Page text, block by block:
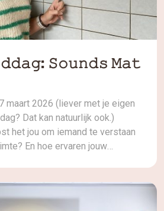
𝚂𝚘𝚞𝚗𝚍𝚜 𝙼𝚊𝚝
maart 2026 (liever met je eigen
Dat kan natuurlijk ook.)
het jou om iemand te verstaan
En hoe ervaren jouw
én leerprestaties. In deze